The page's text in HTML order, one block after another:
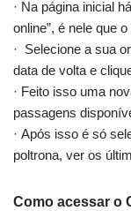
· Na página inicial
online”, é nele que
· Selecione a sua
data de volta e
· Feito isso uma
passagens
· Após isso é só
poltrona, ver os
Como acessar o